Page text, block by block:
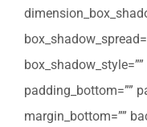
padding_bottom=””
margin_bottom=””